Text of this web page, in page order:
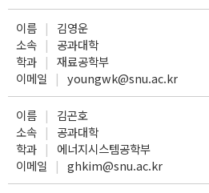
이름
김영운
소속
공과대학
학과
재료공학부
이메일
youngwk@snu.ac.kr
이름
김곤호
소속
공과대학
학과
에너지시스템공학부
이메일
ghkim@snu.ac.kr